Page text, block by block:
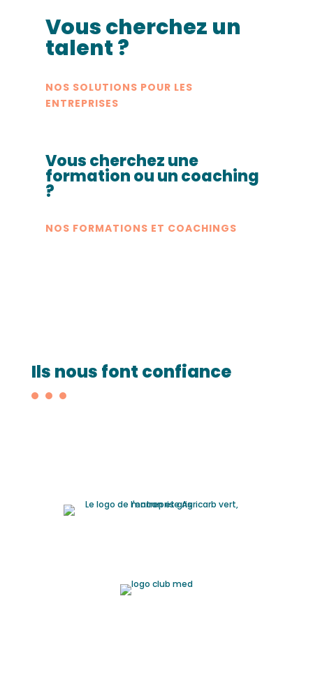
Vous cherchez un
talent ?
NOS SOLUTIONS POUR LES
ENTREPRISES
Vous cherchez une
formation ou un coaching
?
NOS FORMATIONS ET COACHINGS
Ils nous font confiance